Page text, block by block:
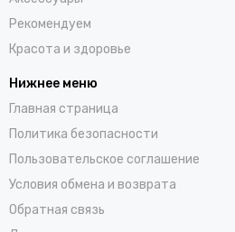
Рекомендуем
Красота и здоровье
Нижнее меню
Главная страница
Политика безопасности
Пользовательское соглашение
Условия обмена и возврата
Обратная связь